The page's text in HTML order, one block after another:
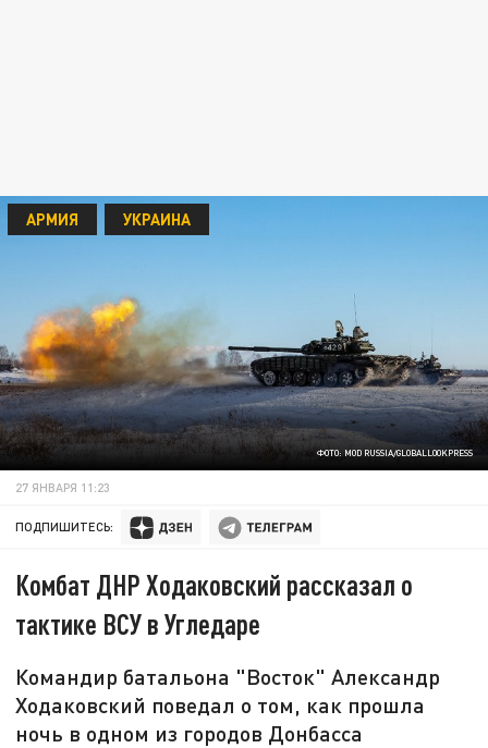
ФОТО: MOD RUSSIA/GLOBALLOOKPRESS
АРМИЯ УКРАИНА
27 ЯНВАРЯ 11:23
ПОДПИШИТЕСЬ:
Комбат ДНР Ходаковский рассказал о
тактике ВСУ в Угледаре
Командир батальона "Восток" Александр
Ходаковский поведал о том, как прошла
ночь в одном из городов Донбасса